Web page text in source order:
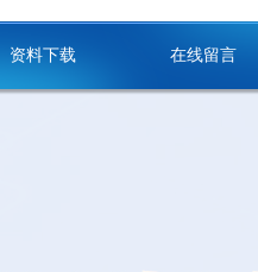
资料下载 在线留言